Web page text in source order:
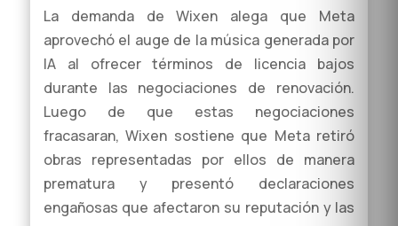
La demanda de Wixen alega que Meta
aprovechó el auge de la música generada por
IA al ofrecer términos de licencia bajos
durante las negociaciones de renovación.
Luego de que estas negociaciones
fracasaran, Wixen sostiene que Meta retiró
obras representadas por ellos de manera
prematura y presentó declaraciones
engañosas que afectaron su reputación y las